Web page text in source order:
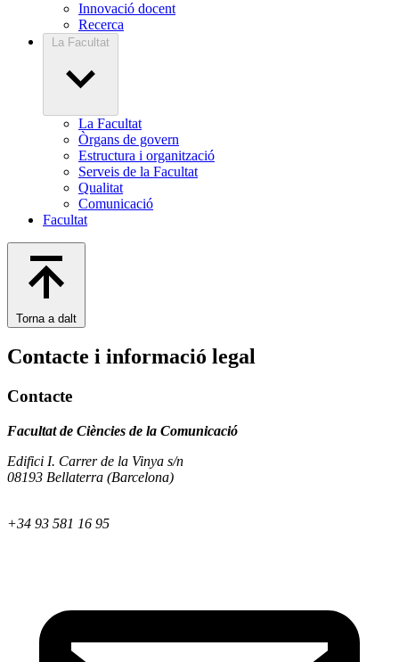
Innovació docent
Recerca
La Facultat
La Facultat
Òrgans de govern
Estructura i organització
Serveis de la Facultat
Qualitat
Comunicació
Facultat
Torna a dalt
Contacte i informació legal
Contacte
Facultat de Ciències de la Comunicació
Edifici I. Carrer de la Vinya s/n
08193 Bellaterra (Barcelona)
+34 93 581 16 95